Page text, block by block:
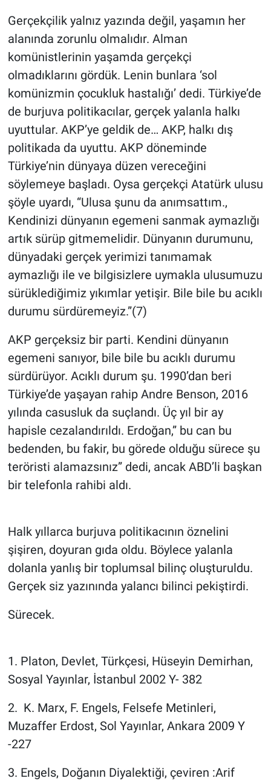
Gerçekçilik yalnız yazında değil, yaşamın her
alanında zorunlu olmalıdır. Alman
komünistlerinin yaşamda gerçekçi
olmadıklarını gördük. Lenin bunlara ‘sol
komünizmin çocukluk hastalığı’ dedi. Türkiye’de
de burjuva politikacılar, gerçek yalanla halkı
uyuttular. AKP’ye geldik de… AKP, halkı dış
politikada da uyuttu. AKP döneminde
Türkiye’nin dünyaya düzen vereceğini
söylemeye başladı. Oysa gerçekçi Atatürk ulusu
şöyle uyardı, “Ulusa şunu da anımsattım.,
Kendinizi dünyanın egemeni sanmak aymazlığı
artık sürüp gitmemelidir. Dünyanın durumunu,
dünyadaki gerçek yerimizi tanımamak
aymazlığı ile ve bilgisizlere uymakla ulusumuzu
sürüklediğimiz yıkımlar yetişir. Bile bile bu acıklı
durumu sürdüremeyiz.”(7)
AKP gerçeksiz bir parti. Kendini dünyanın
egemeni sanıyor, bile bile bu acıklı durumu
sürdürüyor. Acıklı durum şu. 1990’dan beri
Türkiye’de yaşayan rahip Andre Benson, 2016
yılında casusluk da suçlandı. Üç yıl bir ay
hapisle cezalandırıldı. Erdoğan,” bu can bu
bedenden, bu fakir, bu görede olduğu sürece şu
teröristi alamazsınız” dedi, ancak ABD’li başkan
bir telefonla rahibi aldı.
Halk yıllarca burjuva politikacının öznelini
şişiren, doyuran gıda oldu. Böylece yalanla
dolanla yanlış bir toplumsal bilinç oluşturuldu.
Gerçek siz yazınında yalancı bilinci pekiştirdi.
Sürecek.
1.⁠ ⁠Platon, Devlet, Türkçesi, Hüseyin Demirhan,
Sosyal Yayınlar, İstanbul 2002 Y- 382
2.⁠ ⁠⁠ K. Marx, F. Engels, Felsefe Metinleri,
Muzaffer Erdost, Sol Yayınlar, Ankara 2009 Y
-227
3.⁠ ⁠Engels, Doğanın Diyalektiği, çeviren :Arif